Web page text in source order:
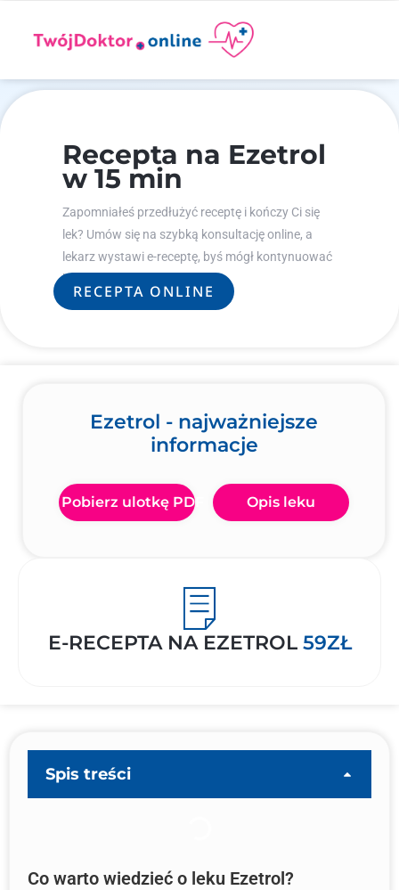
Recepta na Ezetrol
w 15 min
Zapomniałeś przedłużyć receptę i kończy Ci się
lek? Umów się na szybką konsultację online, a
lekarz wystawi e-receptę, byś mógł kontynuować
leczenie.
RECEPTA ONLINE
Ezetrol - najważniejsze
informacje
Pobierz ulotkę PDF Opis leku
E-RECEPTA NA EZETROL 59ZŁ
Spis treści
Co warto wiedzieć o leku Ezetrol?